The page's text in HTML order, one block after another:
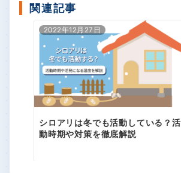
関連記事
2022年12月27日
シロアリは冬でも活動している？活
動時期や対策を徹底解説